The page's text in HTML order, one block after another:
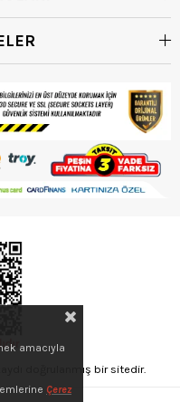
doğrulanmış bir sitedir.
amacıyla
Çerez